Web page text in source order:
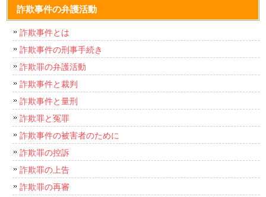
詐欺事件の弁護活動
詐欺事件とは
詐欺事件の刑事手続き
詐欺罪の弁護活動
詐欺事件と裁判
詐欺事件と量刑
詐欺罪と冤罪
詐欺事件の被害者のために
詐欺罪の控訴
詐欺罪の上告
詐欺罪の再審